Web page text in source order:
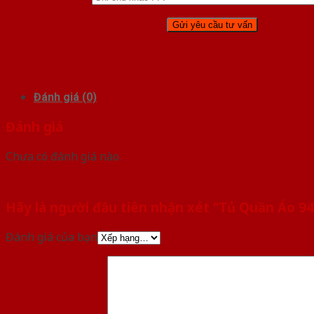
Đánh giá (0)
Đánh giá
Chưa có đánh giá nào.
Hãy là người đầu tiên nhận xét “Tủ Quần Áo
Đánh giá của bạn